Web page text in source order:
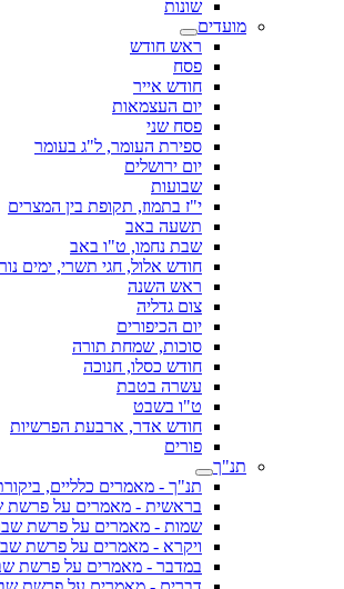
שונות
מועדים
ראש חודש
פסח
חודש אייר
יום העצמאות
פסח שני
ספירת העומר, ל"ג בעומר
יום ירושלים
שבועות
י"ז בתמוז, תקופת בין המצרים
תשעה באב
שבת נחמו, ט"ו באב
חודש אלול, חגי תשרי, ימים
ראש השנה
צום גדליה
יום הכיפורים
סוכות, שמחת תורה
חודש כסלו, חנוכה
עשרה בטבת
ט"ו בשבט
חודש אדר, ארבעת הפרשיות
פורים
תנ"ך
תנ"ך - מאמרים כלליים,
בראשית - מאמרים על פרשת
שמות - מאמרים על פרשת
ויקרא - מאמרים על פרשת
במדבר - מאמרים על פרשת